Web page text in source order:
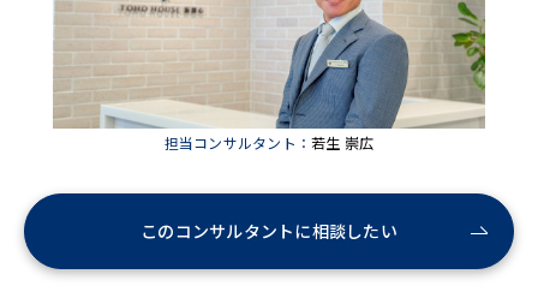
担当コンサルタント：若生 崇広
このコンサルタントに相談したい